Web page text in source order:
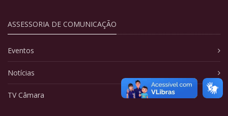
ASSESSORIA DE COMUNICAÇÃO
Eventos
Notícias
TV Câmara